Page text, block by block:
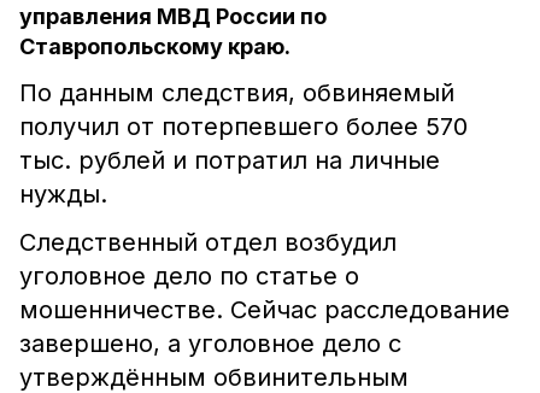
управления МВД России по
Ставропольскому краю.
По данным следствия, обвиняемый
получил от потерпевшего более 570
тыс. рублей и потратил на личные
нужды.
Следственный отдел возбудил
уголовное дело по статье о
мошенничестве. Сейчас расследование
завершено, а уголовное дело с
утверждённым обвинительным